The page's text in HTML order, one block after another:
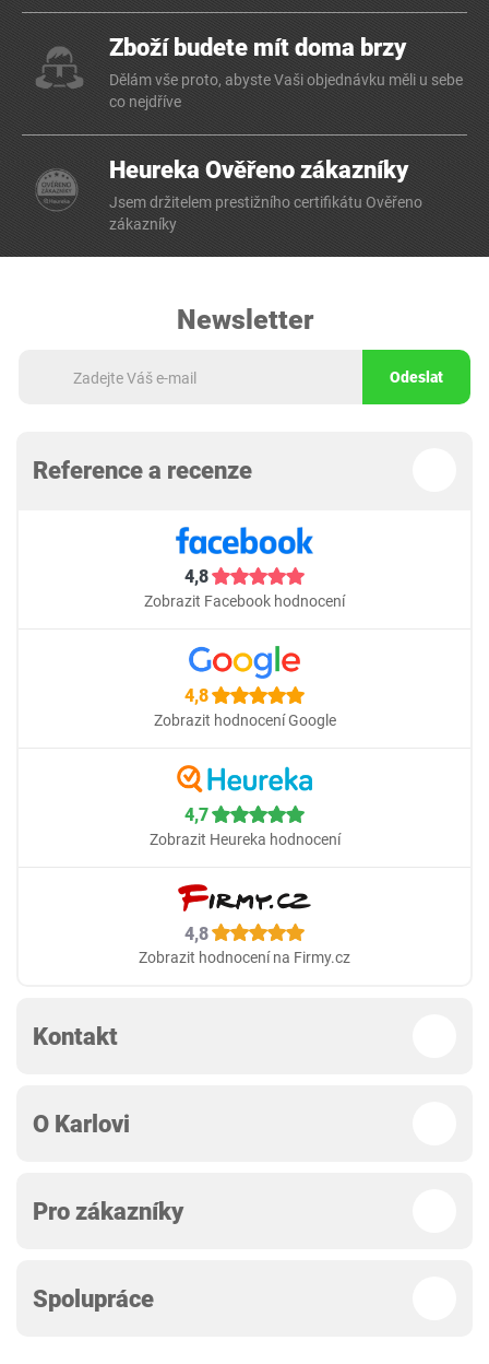
Zboží budete mít doma brzy
Dělám vše proto, abyste Vaši objednávku měli u sebe
co nejdříve
Heureka Ověřeno zákazníky
Jsem držitelem prestižního certifikátu Ověřeno
zákazníky
Newsletter
Odeslat
Reference a recenze
4,8
Zobrazit Facebook hodnocení
4,8
Zobrazit hodnocení Google
4,7
Zobrazit Heureka hodnocení
4,8
Zobrazit hodnocení na Firmy.cz
Kontakt
O Karlovi
Pro zákazníky
Spolupráce